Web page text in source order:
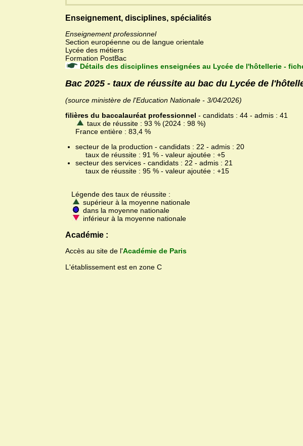
Enseignement, disciplines, spécialités
Enseignement professionnel
Section européenne ou de langue orientale
Lycée des métiers
Formation PostBac
Détails des disciplines enseignées au Lycée de l'hôtellerie -
Bac 2025 - taux de réussite au bac du Lycée de
(source ministère de l'Education Nationale - 3/04/2026)
filières du baccalauréat professionnel - candidats : 44 - admis : 41
taux de réussite : 93 % (2024 : 98 %)
France entière : 83,4 %
secteur de la production - candidats : 22 - admis : 20
taux de réussite : 91 % - valeur ajoutée : +5
secteur des services - candidats : 22 - admis : 21
taux de réussite : 95 % - valeur ajoutée : +15
Légende des taux de réussite :
supérieur à la moyenne nationale
dans la moyenne nationale
inférieur à la moyenne nationale
Académie :
Accès au site de l'Académie de Paris
L'établissement est en zone C